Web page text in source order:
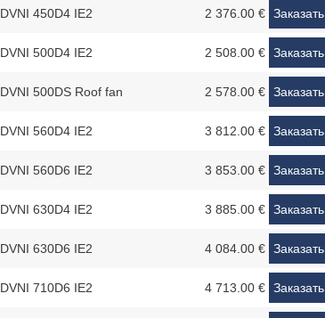
DVNI 450D4 IE2 2 376.00 € Заказать
DVNI 500D4 IE2 2 508.00 € Заказать
DVNI 500DS Roof fan 2 578.00 € Заказать
DVNI 560D4 IE2 3 812.00 € Заказать
DVNI 560D6 IE2 3 853.00 € Заказать
DVNI 630D4 IE2 3 885.00 € Заказать
DVNI 630D6 IE2 4 084.00 € Заказать
DVNI 710D6 IE2 4 713.00 € Заказать